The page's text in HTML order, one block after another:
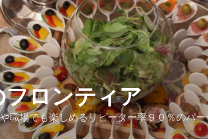
ロンティア
職場でも楽しめるリピーター率９０％のパ